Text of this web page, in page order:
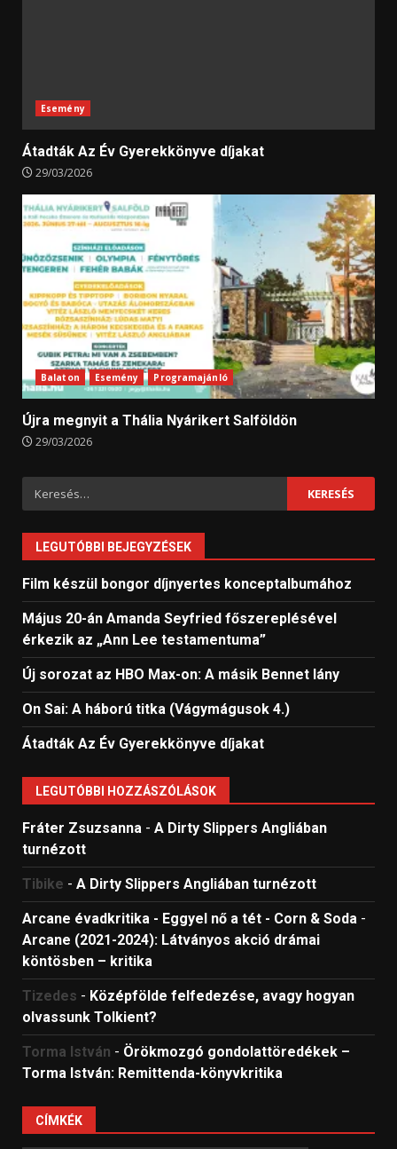
Esemény
Átadták Az Év Gyerekkönyve díjakat
29/03/2026
Balaton Esemény Programajánló
Újra megnyit a Thália Nyárikert Salföldön
29/03/2026
Keresés:
LEGUTÓBBI BEJEGYZÉSEK
Film készül bongor díjnyertes konceptalbumához
Május 20-án Amanda Seyfried főszereplésével
érkezik az „Ann Lee testamentuma”
Új sorozat az HBO Max-on: A másik Bennet lány
On Sai: A ​háború titka (Vágymágusok 4.)
Átadták Az Év Gyerekkönyve díjakat
LEGUTÓBBI HOZZÁSZÓLÁSOK
Fráter Zsuzsanna - A Dirty Slippers Angliában
turnézott
Tibike - A Dirty Slippers Angliában turnézott
Arcane évadkritika - Eggyel nő a tét - Corn & Soda -
Arcane (2021-2024): Látványos akció drámai
köntösben – kritika
Tizedes - Középfölde felfedezése, avagy hogyan
olvassunk Tolkient?
Torma István - Örökmozgó gondolattöredékek –
Torma István: Remittenda-könyvkritika
CÍMKÉK